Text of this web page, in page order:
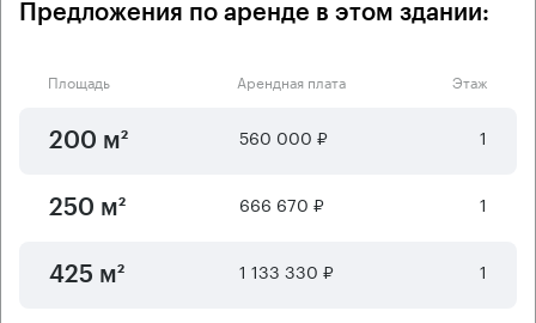
Предложения по аренде в этом здании:
Площадь Арендная плата Этаж
200 м² 560 000 ₽ 1
250 м² 666 670 ₽ 1
425 м² 1 133 330 ₽ 1